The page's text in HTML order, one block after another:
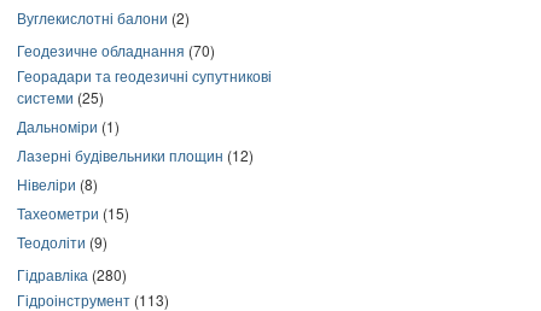
Вуглекислотні балони (2)
Геодезичне обладнання (70)
Георадари та геодезичні супутникові
системи (25)
Дальноміри (1)
Лазерні будівельники площин (12)
Нівеліри (8)
Тахеометри (15)
Теодоліти (9)
Гідравліка (280)
Гідроінструмент (113)